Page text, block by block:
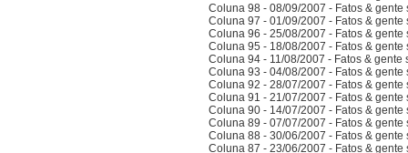
Coluna 98 - 08/09/2007 - Fatos &
Coluna 97 - 01/09/2007 - Fatos &
Coluna 96 - 25/08/2007 - Fatos &
Coluna 95 - 18/08/2007 - Fatos &
Coluna 94 - 11/08/2007 - Fatos &
Coluna 93 - 04/08/2007 - Fatos &
Coluna 92 - 28/07/2007 - Fatos &
Coluna 91 - 21/07/2007 - Fatos &
Coluna 90 - 14/07/2007 - Fatos &
Coluna 89 - 07/07/2007 - Fatos &
Coluna 88 - 30/06/2007 - Fatos &
Coluna 87 - 23/06/2007 - Fatos &